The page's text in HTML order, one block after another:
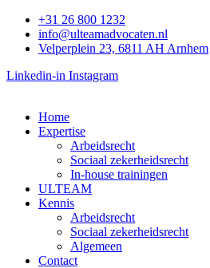
naar
+31 26 800 1232
info@ulteamadvocaten.nl
Velperplein 23, 6811 AH Arnhem
Linkedin-in Instagram
Home
Expertise
Arbeidsrecht
Sociaal zekerheidsrecht
In-house trainingen
ULTEAM
Kennis
Arbeidsrecht
Sociaal zekerheidsrecht
Algemeen
Contact